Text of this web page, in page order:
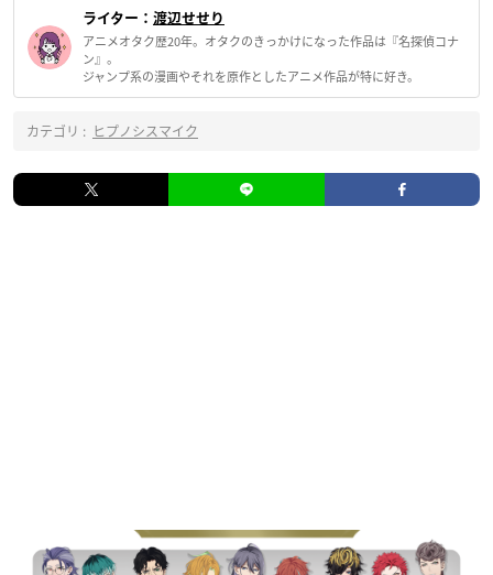
ライター： 渡辺せせり
アニメオタク歴20年。オタクのきっかけになった作品は『名探偵コナ
ン』。
ジャンプ系の漫画やそれを原作としたアニメ作品が特に好き。
カテゴリ : ヒプノシスマイク